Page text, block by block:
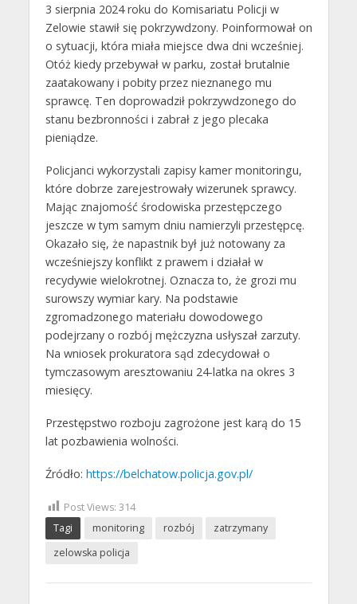
3 sierpnia 2024 roku do Komisariatu Policji w
Zelowie stawił się pokrzywdzony. Poinformował on
o sytuacji, która miała miejsce dwa dni wcześniej.
Otóż kiedy przebywał w parku, został brutalnie
zaatakowany i pobity przez nieznanego mu
sprawcę. Ten doprowadził pokrzywdzonego do
stanu bezbronności i zabrał z jego plecaka
pieniądze.
Policjanci wykorzystali zapisy kamer monitoringu,
które dobrze zarejestrowały wizerunek sprawcy.
Mając znajomość środowiska przestępczego
jeszcze w tym samym dniu namierzyli przestępcę.
Okazało się, że napastnik był już notowany za
wcześniejszy konflikt z prawem i działał w
recydywie wielokrotnej. Oznacza to, że grozi mu
surowszy wymiar kary. Na podstawie
zgromadzonego materiału dowodowego
podejrzany o rozbój mężczyzna usłyszał zarzuty.
Na wniosek prokuratora sąd zdecydował o
tymczasowym aresztowaniu 24-latka na okres 3
miesięcy.
Przestępstwo rozboju zagrożone jest karą do 15
lat pozbawienia wolności.
Źródło: https://belchatow.policja.gov.pl/
Post Views: 314
Tagi
monitoring rozbój
zatrzymany
zelowska policja